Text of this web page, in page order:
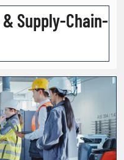
Supply-Chain-